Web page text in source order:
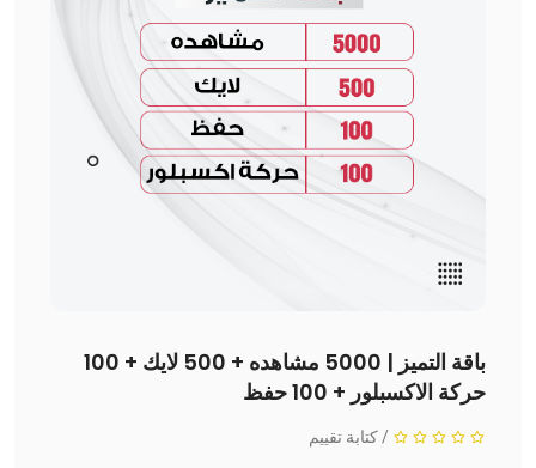
باقة التميز | 5000 مشاهده + 500 لايك + 100
حركة الاكسبلور + 100 حفظ
/كتابة تقييم